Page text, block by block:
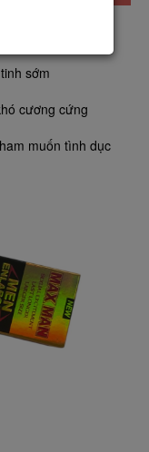
phái mạnh
sớm
cương cứng
muốn tình dục